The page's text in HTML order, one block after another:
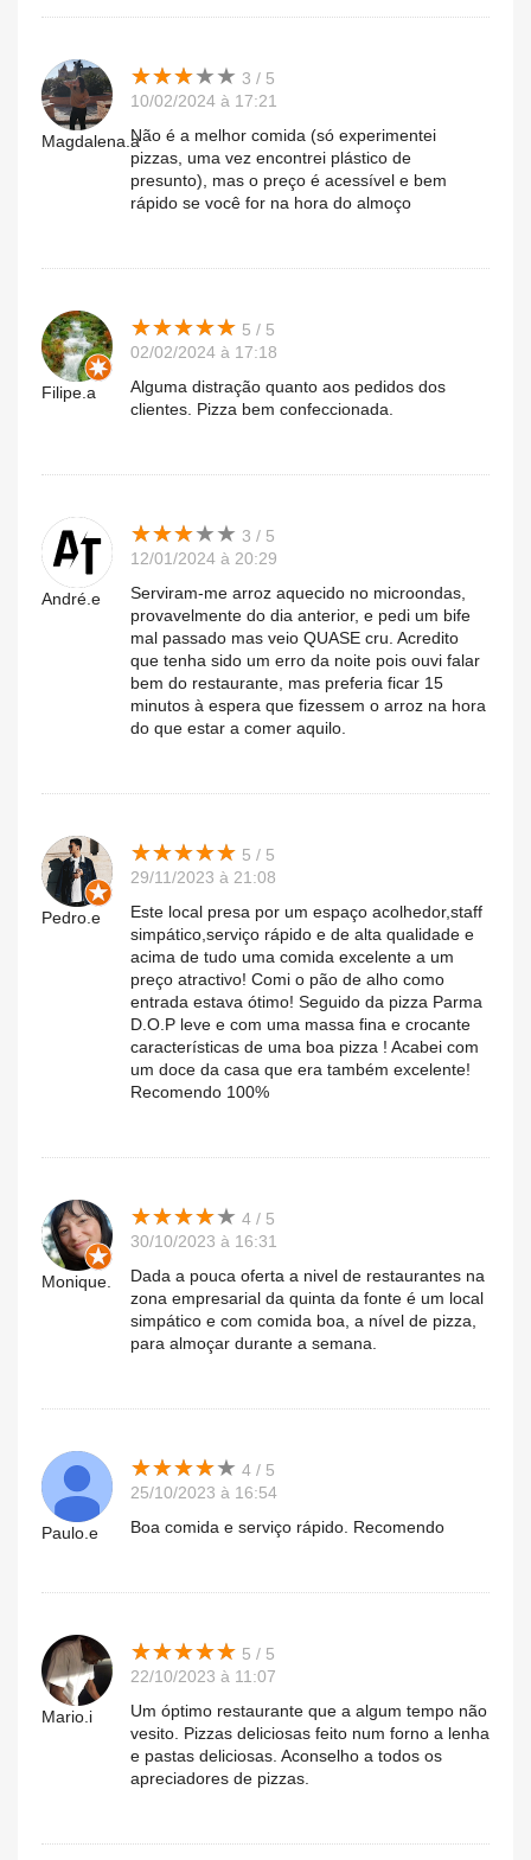
Magdalena.a
★★★★★
★★★★★ 3 / 5
10/02/2024 à 17:21
Não é a melhor comida (só experimentei
pizzas, uma vez encontrei plástico de
presunto), mas o preço é acessível e bem
rápido se você for na hora do almoço
Filipe.a
★★★★★
★★★★★ 5 / 5
02/02/2024 à 17:18
Alguma distração quanto aos pedidos dos
clientes. Pizza bem confeccionada.
André.e
★★★★★
★★★★★ 3 / 5
12/01/2024 à 20:29
Serviram-me arroz aquecido no microondas,
provavelmente do dia anterior, e pedi um bife
mal passado mas veio QUASE cru. Acredito
que tenha sido um erro da noite pois ouvi falar
bem do restaurante, mas preferia ficar 15
minutos à espera que fizessem o arroz na hora
do que estar a comer aquilo.
Pedro.e
★★★★★
★★★★★ 5 / 5
29/11/2023 à 21:08
Este local presa por um espaço acolhedor,staff
simpático,serviço rápido e de alta qualidade e
acima de tudo uma comida excelente a um
preço atractivo! Comi o pão de alho como
entrada estava ótimo! Seguido da pizza Parma
D.O.P leve e com uma massa fina e crocante
características de uma boa pizza ! Acabei com
um doce da casa que era também excelente!
Recomendo 100%
Monique.
★★★★★
★★★★★ 4 / 5
30/10/2023 à 16:31
Dada a pouca oferta a nivel de restaurantes na
zona empresarial da quinta da fonte é um local
simpático e com comida boa, a nível de pizza,
para almoçar durante a semana.
Paulo.e
★★★★★
★★★★★ 4 / 5
25/10/2023 à 16:54
Boa comida e serviço rápido. Recomendo
Mario.i
★★★★★
★★★★★ 5 / 5
22/10/2023 à 11:07
Um óptimo restaurante que a algum tempo não
vesito. Pizzas deliciosas feito num forno a lenha
e pastas deliciosas. Aconselho a todos os
apreciadores de pizzas.